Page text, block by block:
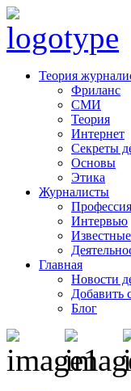
Теория
Фриланс
СМИ
Теория
Интернет
Секреты
Основы
Этика
Журналисты
Профессия
Интервью
Известные
Главная
Новости
Добавить
Блог